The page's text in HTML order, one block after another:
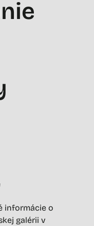
informácie o
galérii v